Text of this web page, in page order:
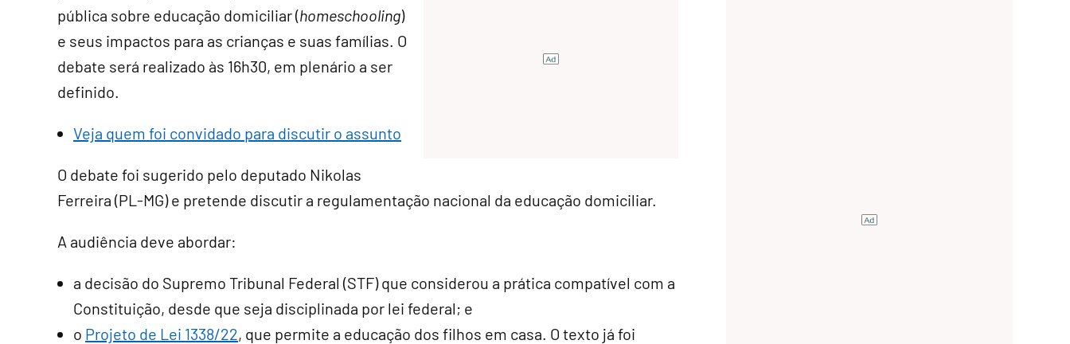
pública sobre educação domiciliar (homeschooling)
e seus impactos para as crianças e suas famílias. O
debate será realizado às 16h30, em plenário a ser
definido.
Veja quem foi convidado para discutir o assunto
O debate foi sugerido pelo deputado Nikolas
Ferreira (PL-MG) e pretende discutir a regulamentação nacional da educação domiciliar.
A audiência deve abordar:
a decisão do Supremo Tribunal Federal (STF) que considerou a prática compatível com a
Constituição, desde que seja disciplinada por lei federal; e
o Projeto de Lei 1338/22, que permite a educação dos filhos em casa. O texto já foi